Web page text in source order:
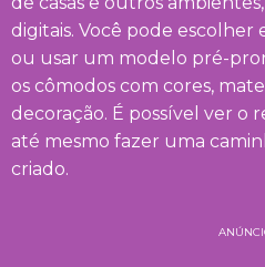
digitais. Você pode
ou usar um modelo pré-
os cômodos com cores,
decoração. É possível ver o
até mesmo fazer uma
criado.